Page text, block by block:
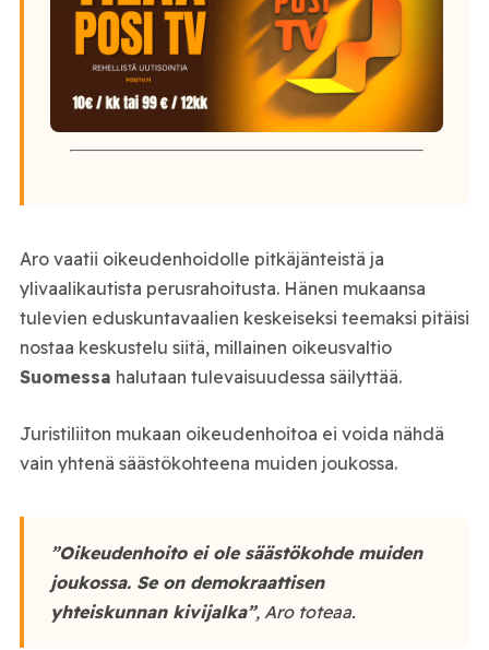
Aro vaatii oikeudenhoidolle pitkäjänteistä ja
ylivaalikautista perusrahoitusta. Hänen mukaansa
tulevien eduskuntavaalien keskeiseksi teemaksi pitäisi
nostaa keskustelu siitä, millainen oikeusvaltio
Suomessa halutaan tulevaisuudessa säilyttää.
Juristiliiton mukaan oikeudenhoitoa ei voida nähdä
vain yhtenä säästökohteena muiden joukossa.
”Oikeudenhoito ei ole säästökohde muiden
joukossa. Se on demokraattisen
yhteiskunnan kivijalka”, Aro toteaa.